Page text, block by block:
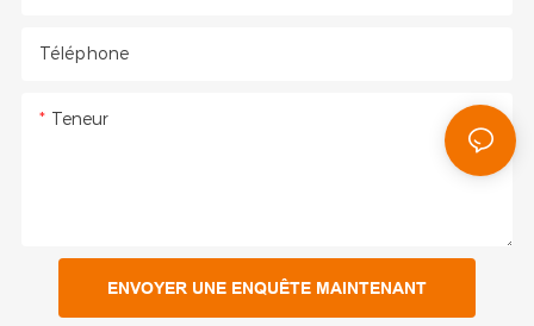
Téléphone
Teneur
ENVOYER UNE ENQUÊTE MAINTENANT